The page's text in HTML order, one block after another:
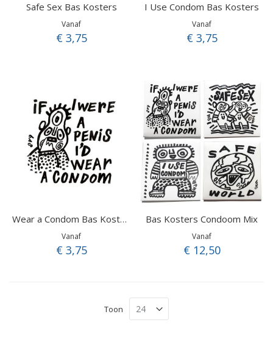
Safe Sex Bas Kosters
Vanaf
€ 3,75
I Use Condom Bas Kosters
Vanaf
€ 3,75
Wear a Condom Bas Kosters
Vanaf
€ 3,75
Bas Kosters Condoom Mix
Vanaf
€ 12,50
Toon